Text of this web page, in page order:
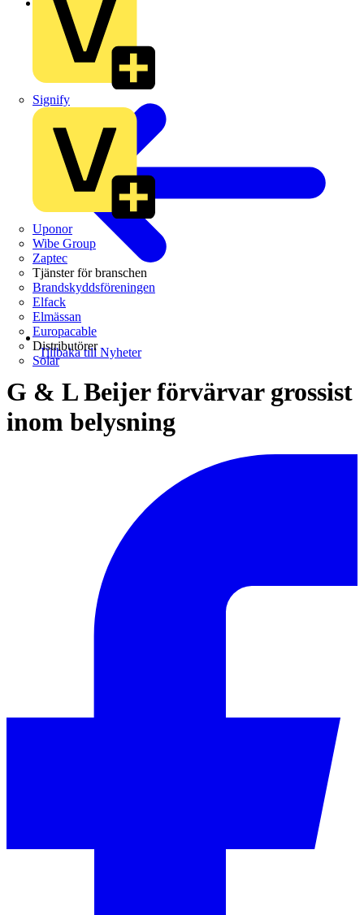
Signify
Uponor
Wibe Group
Zaptec
Tjänster för branschen
Brandskyddsföreningen
Elfack
Elmässan
Europacable
Distributörer
Solar
Tillbaka till Nyheter
G & L Beijer förvärvar grossist
inom belysning